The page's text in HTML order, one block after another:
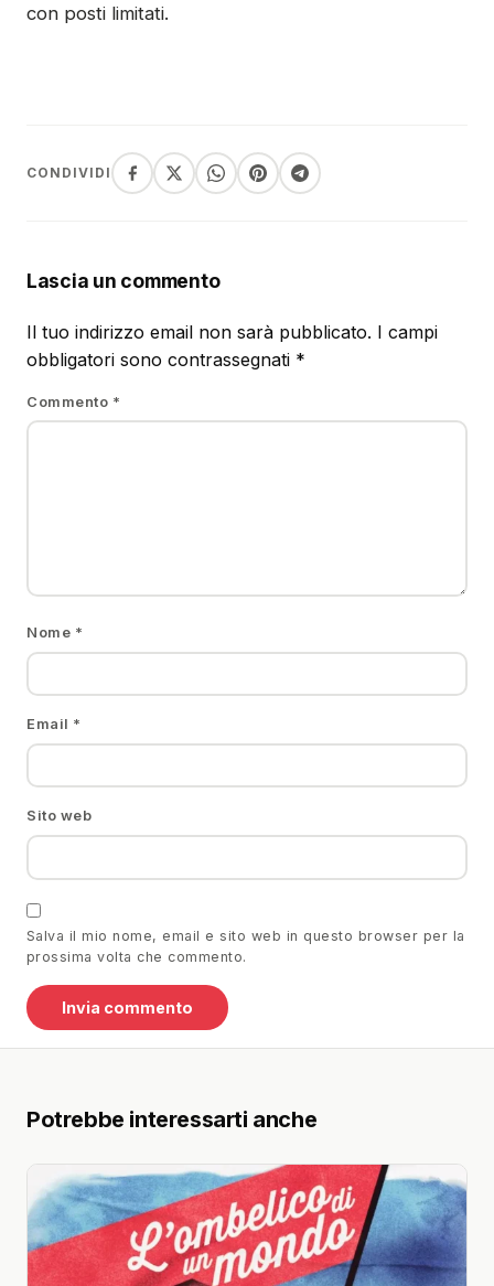
con posti limitati.
CONDIVIDI
Lascia un commento
Il tuo indirizzo email non sarà pubblicato. I campi
obbligatori sono contrassegnati *
Commento *
Nome *
Email *
Sito web
Salva il mio nome, email e sito web in questo browser per la
prossima volta che commento.
Potrebbe interessarti anche